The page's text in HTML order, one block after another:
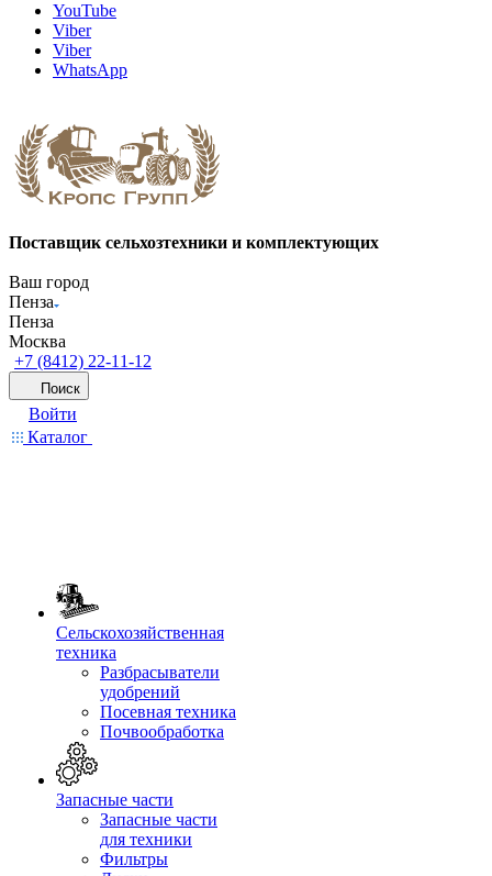
YouTube
Viber
Viber
WhatsApp
Поставщик сельхозтехники и комплектующих
Ваш город
Пенза
Пенза
Москва
+7 (8412) 22-11-12
Поиск
Войти
Каталог
Сельскохозяйственная
техника
Разбрасыватели
удобрений
Посевная техника
Почвообработка
Запасные части
Запасные части
для техники
Фильтры